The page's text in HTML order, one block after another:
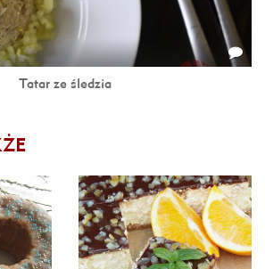
Tatar ze śledzia